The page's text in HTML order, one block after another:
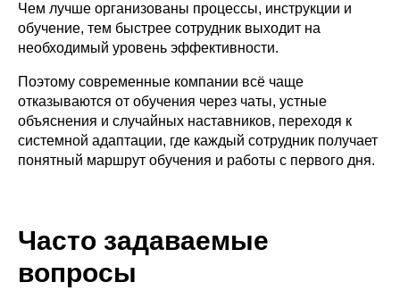
Чем лучше организованы процессы, инструкции и
обучение, тем быстрее сотрудник выходит на
необходимый уровень эффективности.
Поэтому современные компании всё чаще
отказываются от обучения через чаты, устные
объяснения и случайных наставников, переходя к
системной адаптации, где каждый сотрудник получает
понятный маршрут обучения и работы с первого дня.
Часто задаваемые
вопросы